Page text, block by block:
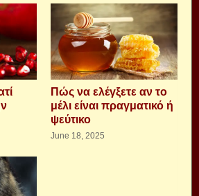
Πώς να ελέγξετε αν το
μέλι είναι πραγματικό ή
ψεύτικο
June 18, 2025